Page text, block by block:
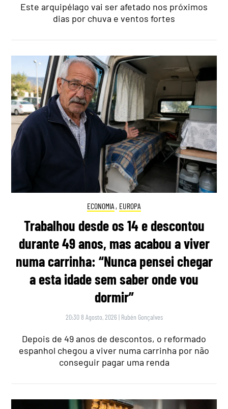
Este arquipélago vai ser afetado nos próximos
dias por chuva e ventos fortes
ECONOMIA , EUROPA
Trabalhou desde os 14 e descontou
durante 49 anos, mas acabou a viver
numa carrinha: “Nunca pensei chegar
a esta idade sem saber onde vou
dormir”
20:30 8 Agosto, 2026 | Rubén Gonçalves
Depois de 49 anos de descontos, o reformado
espanhol chegou a viver numa carrinha por não
conseguir pagar uma renda